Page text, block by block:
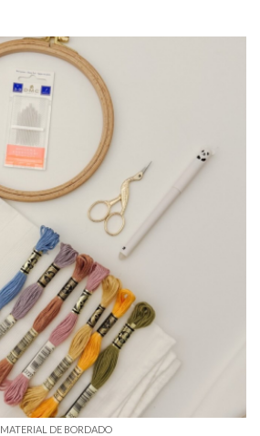
MATERIAL DE BORDADO